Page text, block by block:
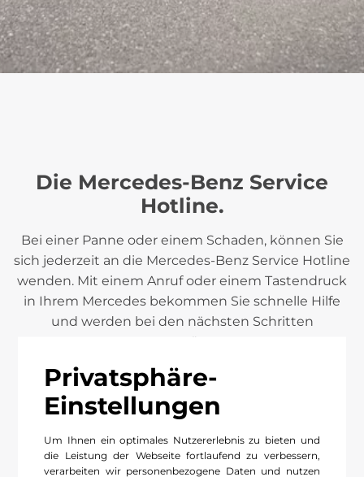
Privatsphäre-
Einstellungen
Um Ihnen ein optimales Nutzererlebnis zu bieten und
die Leistung der Webseite fortlaufend zu verbessern,
verarbeiten wir personenbezogene Daten und nutzen
Die Mercedes-Benz Service
Hotline.
Bei einer Panne oder einem Schaden, können Sie
sich jederzeit an die Mercedes-Benz Service Hotline
wenden. Mit einem Anruf oder einem Tastendruck
in Ihrem Mercedes bekommen Sie schnelle Hilfe
und werden bei den nächsten Schritten
unterstützt.
24h Hotline*: +49 69 95307416